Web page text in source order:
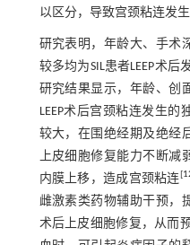
以区分，导致宫颈粘连发
研究表明，年龄大、手术
较多均为SIL患者LEEP术
研究结果显示，年龄、创
LEEP术后宫颈粘连发生
较大，在围绝经期及绝经
上皮细胞修复能力不断减
内膜上移，造成宫颈粘连
雌激素类药物辅助干预，
术后上皮细胞修复，从而